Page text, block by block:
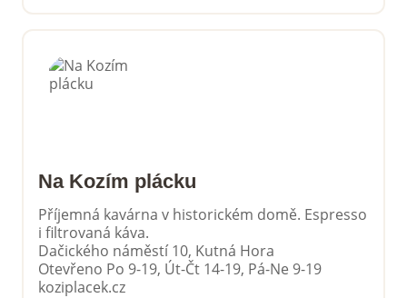
Na Kozím plácku
Příjemná kavárna v historickém domě. Espresso
i filtrovaná káva.
Dačického náměstí 10, Kutná Hora
Otevřeno Po 9-19, Út-Čt 14-19, Pá-Ne 9-19
koziplacek.cz